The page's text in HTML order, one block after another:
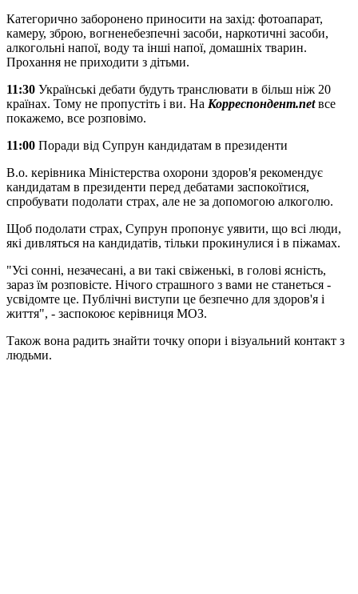
Категорично заборонено приносити на захід: фотоапарат,
камеру, зброю, вогненебезпечні засоби, наркотичні засоби,
алкогольні напої, воду та інші напої, домашніх тварин.
Прохання не приходити з дітьми.
11:30 Українські дебати будуть транслювати в більш ніж 20
країнах. Тому не пропустіть і ви. На Корреспондент.netвсе
покажемо, все розповімо.
11:00 Поради від Супрун кандидатам в президенти
В.о. керівника Міністерства охорони здоров'я рекомендує
кандидатам в президенти перед дебатами заспокоїтися,
спробувати подолати страх, але не за допомогою алкоголю.
Щоб подолати страх, Супрун пропонує уявити, що всі люди,
які дивляться на кандидатів, тільки прокинулися і в піжамах.
"Усі сонні, незачесані, а ви такі свіженькі, в голові ясність,
зараз їм розповісте. Нічого страшного з вами не станеться -
усвідомте це. Публічні виступи це безпечно для здоров'я і
життя", - заспокоює керівниця МОЗ.
Також вона радить знайти точку опори і візуальний контакт з
людьми.